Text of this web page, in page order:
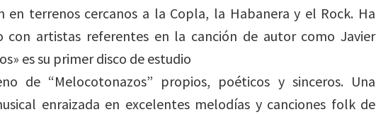
en terrenos cercanos a la Copla, la Habanera y el Rock. Ha
con artistas referentes en la canción de autor como Javier
es su primer disco de estudio
de “Melocotonazos” propios, poéticos y sinceros. Una
enraizada en excelentes melodías y canciones folk de